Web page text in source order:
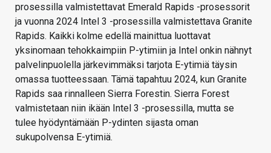
prosessilla valmistettavat Emerald Rapids -prosessorit
ja vuonna 2024 Intel 3 -prosessilla valmistettava Granite
Rapids. Kaikki kolme edellä mainittua luottavat
yksinomaan tehokkaimpiin P-ytimiin ja Intel onkin nähnyt
palvelinpuolella järkevimmäksi tarjota E-ytimiä täysin
omassa tuotteessaan. Tämä tapahtuu 2024, kun Granite
Rapids saa rinnalleen Sierra Forestin. Sierra Forest
valmistetaan niin ikään Intel 3 -prosessilla, mutta se
tulee hyödyntämään P-ydinten sijasta oman
sukupolvensa E-ytimiä.